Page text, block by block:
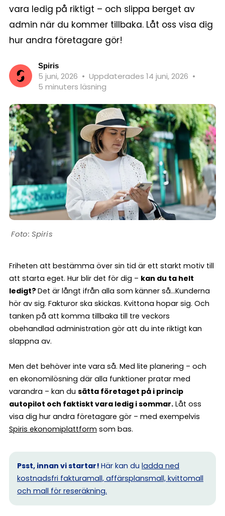
vara ledig på riktigt – och slippa berget av
admin när du kommer tillbaka. Låt oss visa dig
hur andra företagare gör!
Spiris
5 juni, 2026 • Uppdaterades 14 juni, 2026 •
5 minuters läsning
Spiris
Friheten att bestämma över sin tid är ett starkt motiv till
att starta eget. Hur blir det för dig – kan du ta helt
ledigt? Det är långt ifrån alla som känner så…Kunderna
hör av sig. Fakturor ska skickas. Kvittona hopar sig. Och
tanken på att komma tillbaka till tre veckors
obehandlad administration gör att du inte riktigt kan
slappna av.
Men det behöver inte vara så. Med lite planering – och
en ekonomilösning där alla funktioner pratar med
varandra – kan du sätta företaget på i princip
autopilot och faktiskt vara ledig i sommar. Låt oss
visa dig hur andra företagare gör – med exempelvis
Spiris ekonomiplattform som bas.
Psst, innan vi startar! Här kan du ladda ned
kostnadsfri fakturamall, affärsplansmall, kvittomall
och mall för reseräkning.